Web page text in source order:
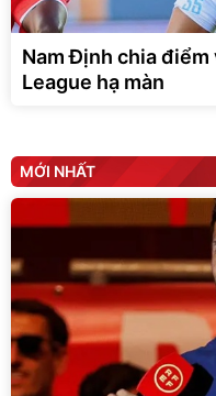
Nam Định chia điểm
League hạ màn
MỚI NHẤT